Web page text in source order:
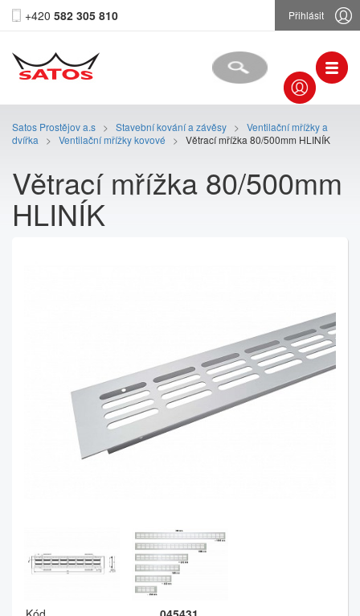
+420 582 305 810 Přihlásit
Satos Prostějov a.s > Stavební kování a závěsy >
Ventilační mřížky a
dvířka
> Ventilační mřížky kovové > Větrací mřížka 80/500mm HLINÍK
Větrací mřížka 80/500mm
HLINÍK